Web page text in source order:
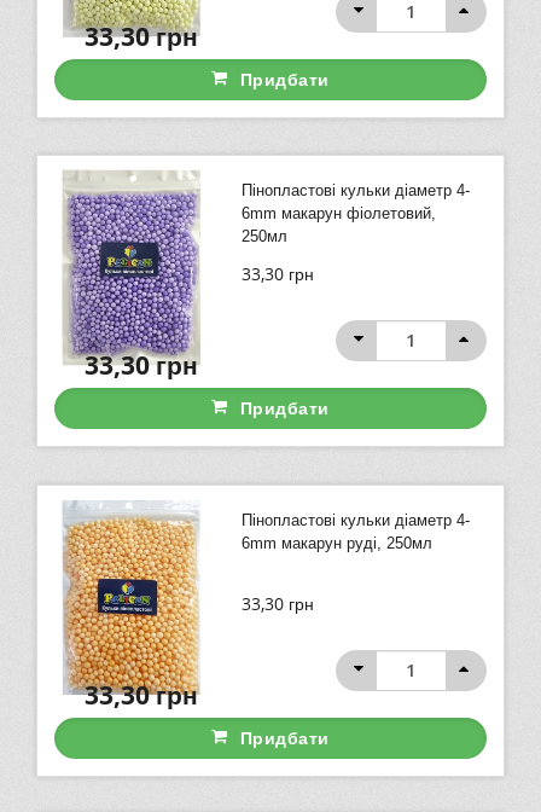
33,30грн
Придбати
Пінопластові кульки діаметр 4-
6mm макарун фіолетовий,
250мл
33,30 грн
33,30грн
Придбати
Пінопластові кульки діаметр 4-
6mm макарун руді, 250мл
33,30 грн
33,30грн
Придбати